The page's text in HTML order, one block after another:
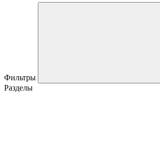
Фильтры
Разделы